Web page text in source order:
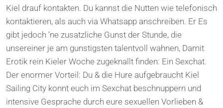
Kiel drauf kontakten. Du kannst die Nutten wie telefonisch
kontaktieren, als auch via Whatsapp anschreiben. Er Es
gibt jedoch ‘ne zusatzliche Gunst der Stunde, die
unsereiner je am gunstigsten talentvoll wahnen, Damit
Erotik rein Kieler Woche zugeknallt finden: Ein Sexchat.
Der enormer Vorteil: Du & die Hure aufgebraucht Kiel
Sailing City konnt euch im Sexchat beschnuppern und
intensive Gesprache durch eure sexuellen Vorlieben &